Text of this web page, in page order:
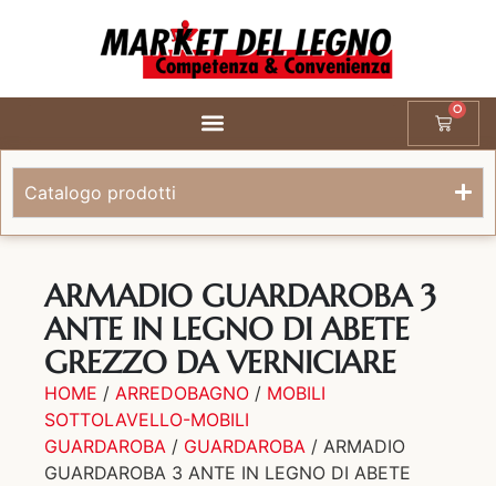
0
Catalogo prodotti
ARMADIO GUARDAROBA 3
ANTE IN LEGNO DI ABETE
GREZZO DA VERNICIARE
HOME / ARREDOBAGNO / MOBILI
SOTTOLAVELLO-MOBILI
GUARDAROBA / GUARDAROBA / ARMADIO
GUARDAROBA 3 ANTE IN LEGNO DI ABETE